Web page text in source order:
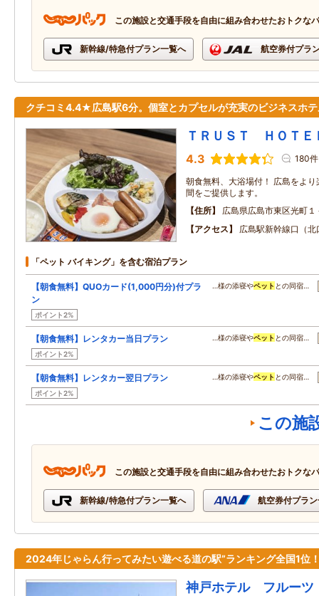
この施設と交通手段を自由に組み合わせたおトクな
新幹線/特急付プラン一覧へ 航空券付プラ
クチコミ4.4★広島駅6分。個室とカプセルが充実のビジネスホ
ＴＲＵＳＴ ＨＯＴＥ
4.3 180件
朝食無料、大浴場付！ 広島をよ
間をご提供します。
住所
広島県広島市東区光町
アクセス
広島駅新幹線口（
「ペット バイキング」を含む宿泊プラン
【朝食無料】QUOカード(1,000円分)付プラ
ン
ポイント2%
…様の添寝やペット との同宿…
【朝食無料】レンタカー当日プラン
ポイント2%
…様の添寝やペット との同宿…
【朝食無料】レンタカー翌日プラン
ポイント2%
…様の添寝やペット との同宿…
この施
この施設と交通手段を自由に組み合わせたおトクな
新幹線/特急付プラン一覧へ 航空券付プラ
2024年じゃらん行ってみたい遊べる道の駅”ランキング全国1
神戸ホテル フルーツ